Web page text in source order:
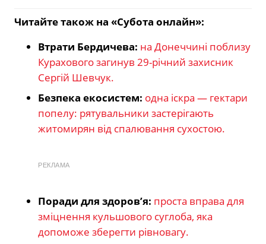
Читайте також на «Субота онлайн»:
Втрати Бердичева: на Донеччині поблизу
Курахового загинув 29-річний захисник
Сергій Шевчук.
Безпека екосистем: одна іскра — гектари
попелу: рятувальники застерігають
житомирян від спалювання сухостою.
РЕКЛАМА
Поради для здоров’я: проста вправа для
зміцнення кульшового суглоба, яка
допоможе зберегти рівновагу.